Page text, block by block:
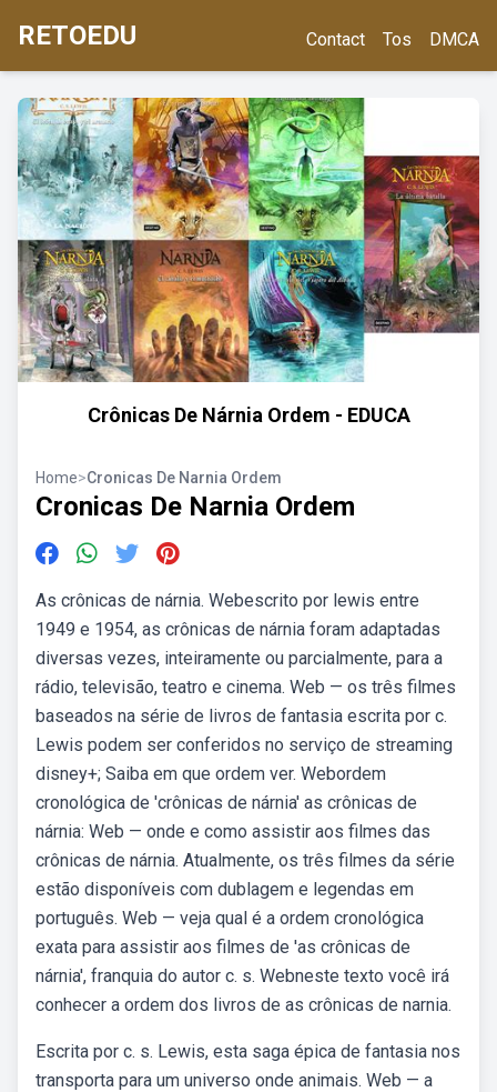
RETOEDU Contact Tos DMCA
Crônicas De Nárnia Ordem - EDUCA
Home>Cronicas De Narnia Ordem
Cronicas De Narnia Ordem
As crônicas de nárnia. Webescrito por lewis entre
1949 e 1954, as crônicas de nárnia foram adaptadas
diversas vezes, inteiramente ou parcialmente, para a
rádio, televisão, teatro e cinema. Web — os três filmes
baseados na série de livros de fantasia escrita por c.
Lewis podem ser conferidos no serviço de streaming
disney+; Saiba em que ordem ver. Webordem
cronológica de 'crônicas de nárnia' as crônicas de
nárnia: Web — onde e como assistir aos filmes das
crônicas de nárnia. Atualmente, os três filmes da série
estão disponíveis com dublagem e legendas em
português. Web — veja qual é a ordem cronológica
exata para assistir aos filmes de 'as crônicas de
nárnia', franquia do autor c. s. Webneste texto você irá
conhecer a ordem dos livros de as crônicas de narnia.
Escrita por c. s. Lewis, esta saga épica de fantasia nos
transporta para um universo onde animais. Web — a